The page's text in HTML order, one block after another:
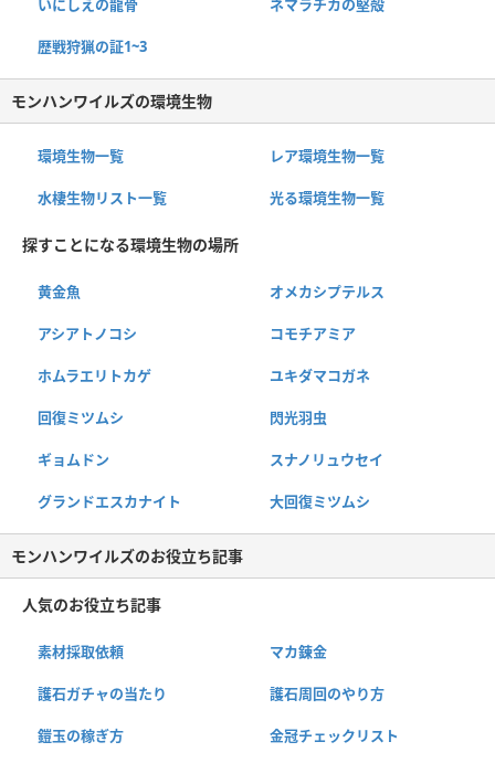
いにしえの龍骨 ネマラチカの堅殻
歴戦狩猟の証1~3
モンハンワイルズの環境生物
環境生物一覧 レア環境生物一覧
水棲生物リスト一覧 光る環境生物一覧
探すことになる環境生物の場所
黄金魚 オメカシプテルス
アシアトノコシ コモチアミア
ホムラエリトカゲ ユキダマコガネ
回復ミツムシ 閃光羽虫
ギョムドン スナノリュウセイ
グランドエスカナイト 大回復ミツムシ
モンハンワイルズのお役立ち記事
人気のお役立ち記事
素材採取依頼 マカ錬金
護石ガチャの当たり 護石周回のやり方
鎧玉の稼ぎ方 金冠チェックリスト